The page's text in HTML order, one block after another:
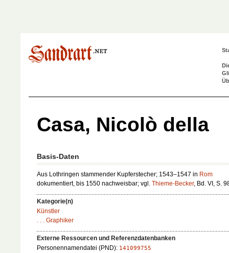
Casa, Nicolò della
Basis-Daten
Aus Lothringen stammender Kupferstecher; 1543–1547 in Rom
dokumentiert, bis 1550 nachweisbar; vgl. Thieme-Becker, Bd. VI, S.
Kategorie(n)
Künstler
. . . Graphiker
Externe Ressourcen und Referenzdatenbanken
Personennamendatei (PND): 141099755